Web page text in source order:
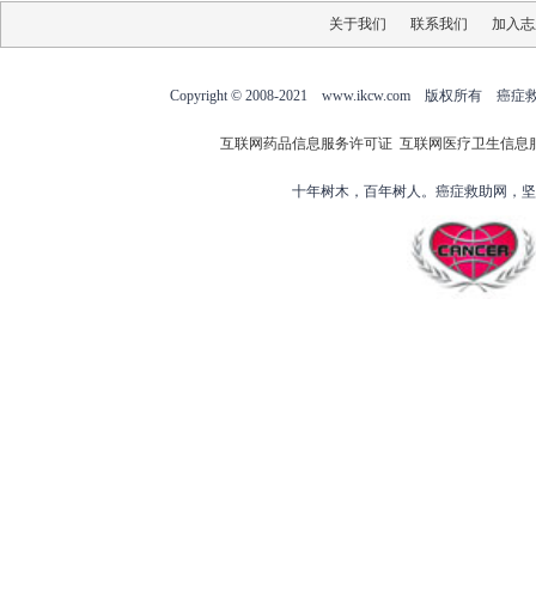
关于我们 联系我们 加入
Copyright © 2008-2021 www.ikcw.com 版权所有 癌症
互联网药品信息服务许可证 互联网医疗卫生信息
十年树木，百年树人。癌症救助网，